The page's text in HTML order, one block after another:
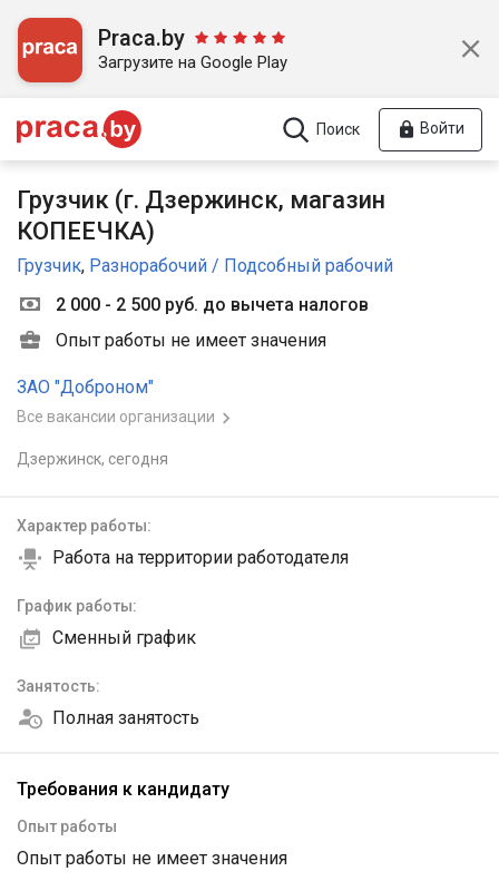
Praca.by
Загрузите на Google Play
Поиск Войти
Грузчик (г. Дзержинск, магазин
КОПЕЕЧКА)
Грузчик, Разнорабочий / Подсобный рабочий
2 000 - 2 500 руб. до вычета налогов
Опыт работы не имеет значения
ЗАО "Доброном"
Все вакансии организации
Дзержинск, сегодня
Характер работы:
Работа на территории работодателя
График работы:
Сменный график
Занятость:
Полная занятость
Требования к кандидату
Опыт работы
Опыт работы не имеет значения